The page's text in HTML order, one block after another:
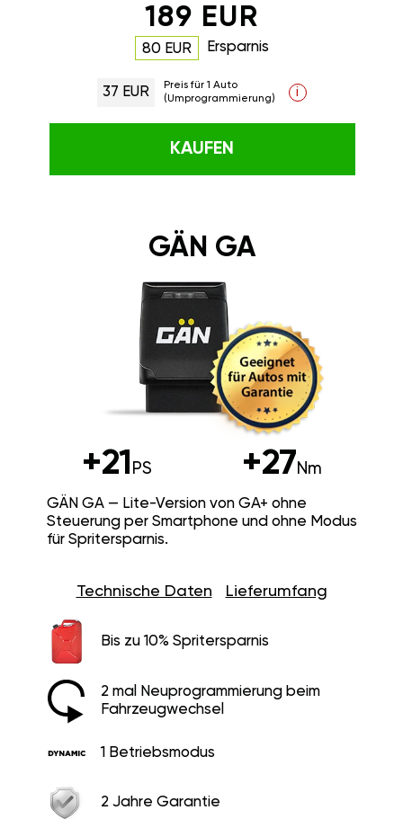
189 EUR
80 EUR Ersparnis
37 EUR
Preis für 1 Auto
(Umprogrammierung)
i
KAUFEN
GÄN GA
+21 PS +27Nm
GÄN GA — Lite-Version von GA+ ohne
Steuerung per Smartphone und ohne Modus
für Spritersparnis.
Technische Daten Lieferumfang
Bis zu 10% Spritersparnis
2 mal Neuprogrammierung beim
Fahrzeugwechsel
1 Betriebsmodus
2 Jahre Garantie